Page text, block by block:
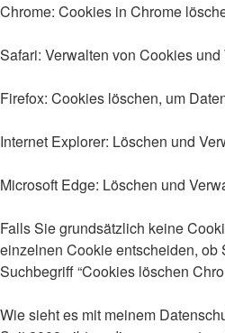
Chrome: Cookies in Chrome
Safari: Verwalten von Cookies
Firefox: Cookies löschen, um
Internet Explorer: Löschen und
Microsoft Edge: Löschen und
Falls Sie grundsätzlich keine
einzelnen Cookie entscheiden, ob
Suchbegriff “Cookies löschen
Wie sieht es mit meinem